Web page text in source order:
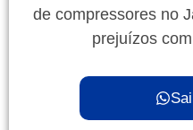
de compressores no
prejuízos